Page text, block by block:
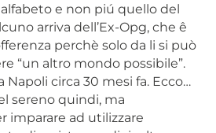
e non piú quello del
arriva dell’Ex-Opg, che ê
perchè solo da li si può
“un altro mondo possibile”.
Napoli circa 30 mesi fa. Ecco…
sereno quindi, ma
imparare ad utilizzare